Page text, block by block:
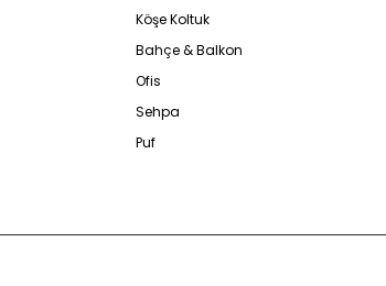
Köşe Koltuk
Bahçe & Balkon
Ofis
Sehpa
Puf